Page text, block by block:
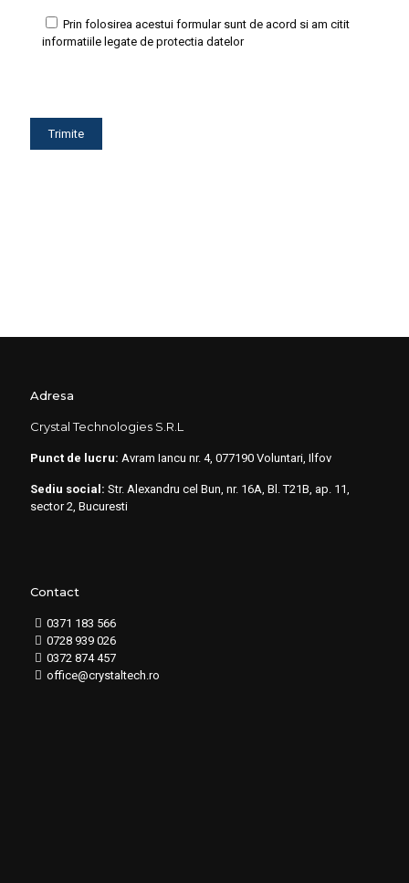
Prin folosirea acestui formular sunt de acord si am citit
informatiile legate de protectia datelor
Adresa
Crystal Technologies S.R.L
Punct de lucru: Avram Iancu nr. 4, 077190 Voluntari, Ilfov
Sediu social: Str. Alexandru cel Bun, nr. 16A, Bl. T21B, ap. 11,
sector 2, Bucuresti
Contact
0371 183 566
0728 939 026
0372 874 457
office@crystaltech.ro